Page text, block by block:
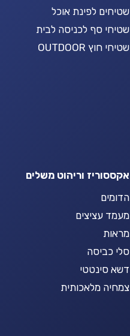
שטיחים לפינת אוכל
שטיחי סף לכניסה לבית
שטיחי חוץ OUTDOOR
אקססוריז וריהוט משלים
הדומים
מעמד עציצים
מראות
סלי כביסה
דשא סינטטי
צמחיה מלאכותית